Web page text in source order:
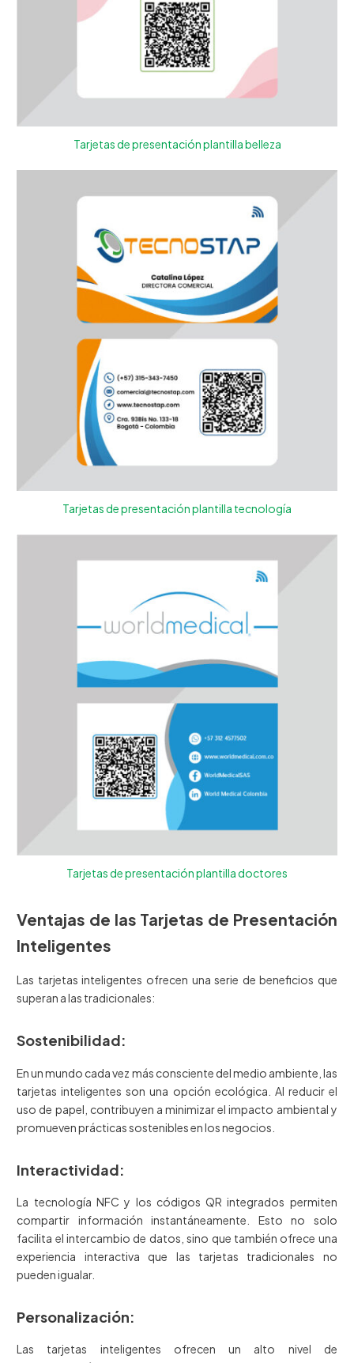
Tarjetas de presentación plantilla belleza
Tarjetas de presentación plantilla tecnología
Tarjetas de presentación plantilla doctores
Ventajas de las Tarjetas de Presentación
Inteligentes
Las tarjetas inteligentes ofrecen una serie de beneficios que
superan a las tradicionales:
Sostenibilidad:
En un mundo cada vez más consciente del medio ambiente, las
tarjetas inteligentes son una opción ecológica. Al reducir el
uso de papel, contribuyen a minimizar el impacto ambiental y
promueven prácticas sostenibles en los negocios.
Interactividad:
La tecnología NFC y los códigos QR integrados permiten
compartir información instantáneamente. Esto no solo
facilita el intercambio de datos, sino que también ofrece una
experiencia interactiva que las tarjetas tradicionales no
pueden igualar.
Personalización:
Las tarjetas inteligentes ofrecen un alto nivel de